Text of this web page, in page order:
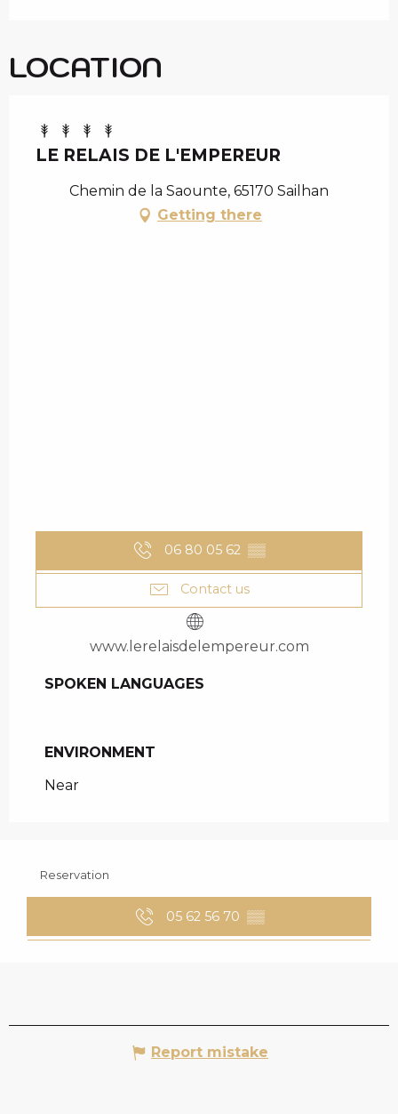
LOCATION
LE RELAIS DE L'EMPEREUR
Chemin de la Saounte, 65170 Sailhan
Getting there
06 80 05 62 ▒▒
Contact us
www.lerelaisdelempereur.com
SPOKEN LANGUAGES
SPOKEN LANGUAGES
ENVIRONMENT
ENVIRONMENT
Near
Reservation
05 62 56 70 ▒▒
Report mistake